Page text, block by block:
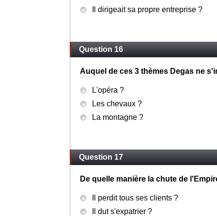
Il dirigeait sa propre entreprise ?
Question 16
Auquel de ces 3 thèmes Degas ne
L'opéra ?
Les chevaux ?
La montagne ?
Question 17
De quelle manière la chute de
Il perdit tous ses clients ?
Il dut s'expatrier ?